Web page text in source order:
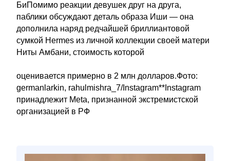
БиПомимо реакции девушек друг на друга,
паблики обсуждают деталь образа Иши — она
дополнила наряд редчайшей бриллиантовой
сумкой Hermеs из личной коллекции своей матери
Ниты Амбани, стоимость которой
оценивается примерно в 2 млн долларов.Фото:
germanlarkin, rahulmishra_7/Instagram**Instagram
принадлежит Meta, признанной экстремистской
организацией в РФ